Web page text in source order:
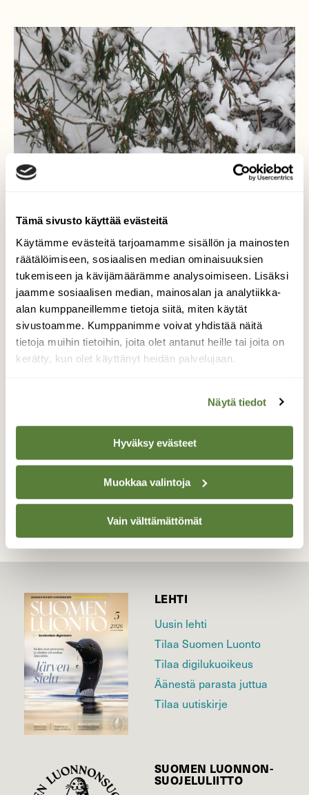
Tämä sivusto käyttää evästeitä
Käytämme evästeitä tarjoamamme sisällön ja mainosten
räätälöimiseen, sosiaalisen median ominaisuuksien
tukemiseen ja kävijämäärämme analysoimiseen. Lisäksi
jaamme sosiaalisen median, mainosalan ja analytiikka-
alan kumppaneillemme tietoja siitä, miten käytät
sivustoamme. Kumppanimme voivat yhdistää näitä
tietoja muihin tietoihin, joita olet antanut heille tai joita on
kerätty, kun olet käyttänyt heidän palvelujaan.
Näytä tiedot
Hyväksy evästeet
Muokkaa valintoja
Vain välttämättömät
Suopursu
Talvinen suopursu_( Rhododendron
tomentosum ), Suopursulla on myös
tieteellinen toisionimi ( Ledum palustre ).
Valokuvaaja: yrjo lukkari, Keminmaa /
Viitakoskenjänkä 18.2.2016
TAKAISIN LISTAAN
LEHTI
Uusin lehti
Tilaa Suomen Luonto
Tilaa digilukuoikeus
Äänestä parasta juttua
Tilaa uutiskirje
SUOMEN LUONNON­
SUOJELU­LIITTO